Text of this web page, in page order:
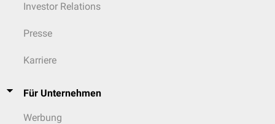
Investor Relations
Presse
Karriere
Für Unternehmen
Werbung